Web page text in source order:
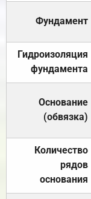
Фундамент
Гидроизоляция
фундамента
Основание
(обвязка)
Количество
рядов
основания